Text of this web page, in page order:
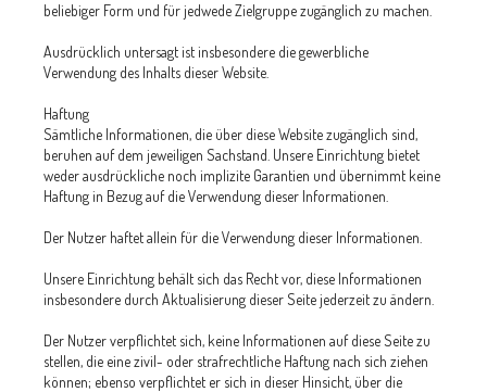
beliebiger Form und für jedwede Zielgruppe zugänglich zu machen.
Ausdrücklich untersagt ist insbesondere die gewerbliche
Verwendung des Inhalts dieser Website.
Haftung
Sämtliche Informationen, die über diese Website zugänglich sind,
beruhen auf dem jeweiligen Sachstand. Unsere Einrichtung bietet
weder ausdrückliche noch implizite Garantien und übernimmt keine
Haftung in Bezug auf die Verwendung dieser Informationen.
Der Nutzer haftet allein für die Verwendung dieser Informationen.
Unsere Einrichtung behält sich das Recht vor, diese Informationen
insbesondere durch Aktualisierung dieser Seite jederzeit zu ändern.
Der Nutzer verpflichtet sich, keine Informationen auf diese Seite zu
stellen, die eine zivil- oder strafrechtliche Haftung nach sich ziehen
können; ebenso verpflichtet er sich in dieser Hinsicht, über die